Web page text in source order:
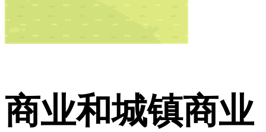
商业和城镇商业